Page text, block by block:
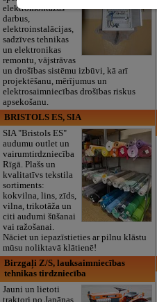
elektromontāžas
darbus,
elektroinstalācijas,
sadzīves tehnikas
un elektronikas
remontu, vājstrāvas
un drošības sistēmu izbūvi, kā arī
projektēšanu, mērījumus un
elektrosaimniecības drošības riskus
apsekošanu.
BRISTOLS ES, SIA
SIA "Bristols ES"
audumu outlet un
vairumtirdzniecība
Rīgā. Plašs un
kvalitatīvs tekstila
sortiments:
kokvilna, lins, zīds,
vilna, trikotāža un
citi audumi šūšanai
vai ražošanai.
Nāciet un iepazīstieties ar pilnu klāstu
mūsu noliktavā klātienē!
Birzgaļi Z/S, lauksaimniecības
tehnikas tirdzniecība
Jauni un lietoti
traktori no Japānas.